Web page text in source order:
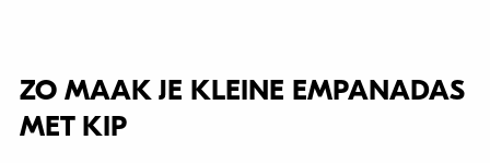
ZO MAAK JE KLEINE EMPANADAS
MET KIP